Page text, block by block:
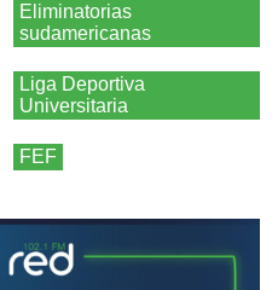
Eliminatorias
sudamericanas
Liga Deportiva
Universitaria
FEF